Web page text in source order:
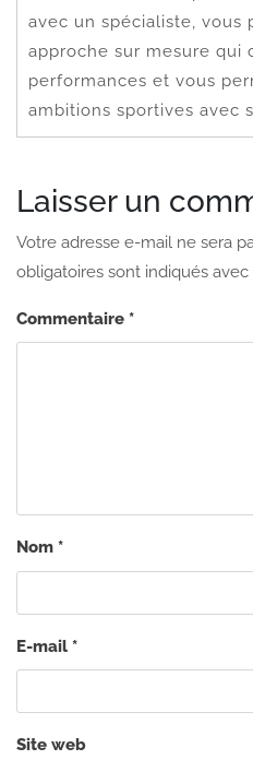
avec un spécialiste, vous
approche sur mesure qui
performances et vous
ambitions sportives avec
Laisser un
Votre adresse e-mail ne sera
obligatoires sont indiqués avec
Commentaire *
Nom *
E-mail *
Site web